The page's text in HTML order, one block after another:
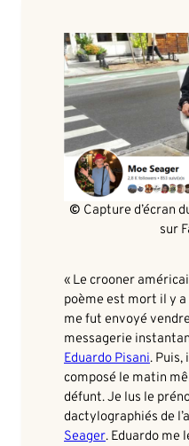
© Capture d’écran
sur
« Le crooner
poème est mort il y a
me fut envoyé
messagerie
Eduardo Pisani. Puis,
composé le matin
défunt. Je lus le
dactylographiés de
Seager. Eduardo me